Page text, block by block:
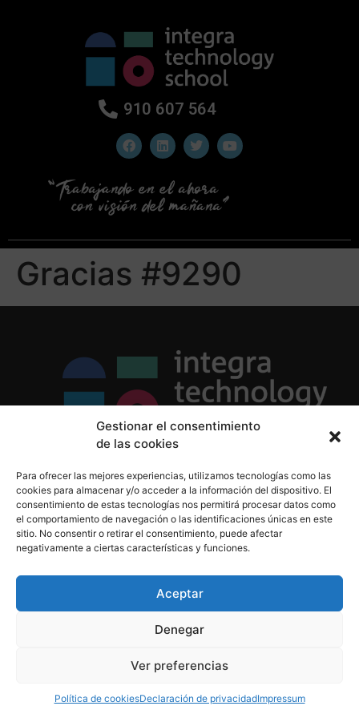
Gestionar el consentimiento
de las cookies
Para ofrecer las mejores experiencias, utilizamos tecnologías como las
cookies para almacenar y/o acceder a la información del dispositivo. El
consentimiento de estas tecnologías nos permitirá procesar datos como
el comportamiento de navegación o las identificaciones únicas en este
sitio. No consentir o retirar el consentimiento, puede afectar
negativamente a ciertas características y funciones.
Aceptar
Denegar
Ver preferencias
Política de cookiesDeclaración de privacidadImpressum
910 607 564
Gracias #9290
Política de Cookies
Aviso Legal
910 607 564
derechos reservados